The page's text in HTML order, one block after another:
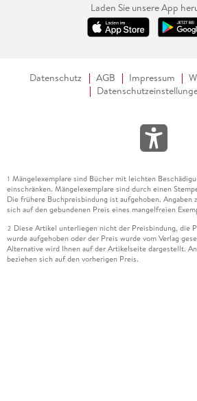
Laden Sie unsere App
Datenschutz AGB Impressum
1 Mängelexemplare sind Bücher mit leichten
einschränken. Mängelexemplare sind durch einen
Die frühere Buchpreisbindung ist aufgehoben. Angaben
sich auf den gebundenen Preis eines mangelfreien
2 Diese Artikel unterliegen nicht der Preisbindung, die
wurde aufgehoben oder der Preis wurde vom Verlag
Alternative wird Ihnen auf der Artikelseite dargestellt.
beziehen sich auf den vorherigen Preis.